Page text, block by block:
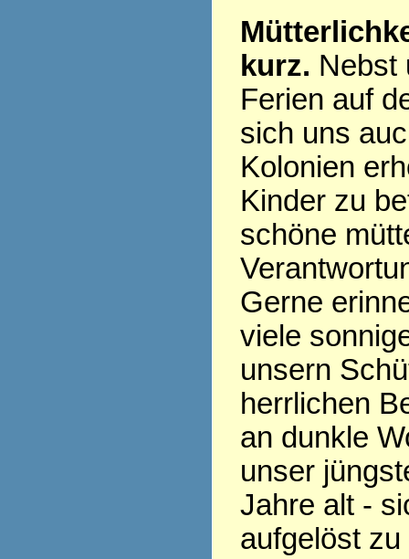
kurz. Nebst
Ferien auf
sich uns
Kolonien
Kinder zu
schöne
Gerne
viele
unsern
herrlichen
an dunkle
unser
Jahre alt -
aufgelöst